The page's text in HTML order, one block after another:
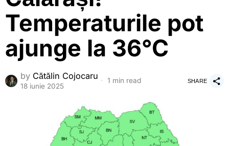
Temperaturile pot
ajunge la 36°C
by Cătălin Cojocaru
18 iunie 2025
1 min read SHARE